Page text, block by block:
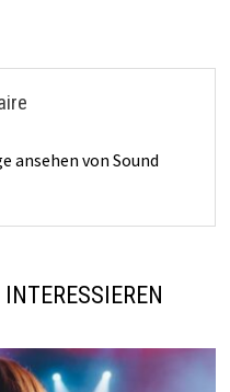
ansehen von Sound